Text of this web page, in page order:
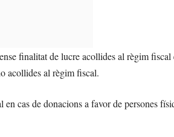
finalitat de lucre acollides al règim fiscal
acollides al règim fiscal.
cas de donacions a favor de persones